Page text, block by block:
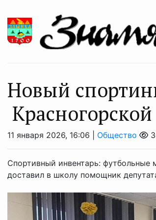
Новый
11 января 2026, 16:06 | Общество
Спортивный инвентарь: футбольные
доставил в школу помощник